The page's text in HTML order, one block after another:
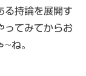
る持論を展開す
ってみてからお
ね。